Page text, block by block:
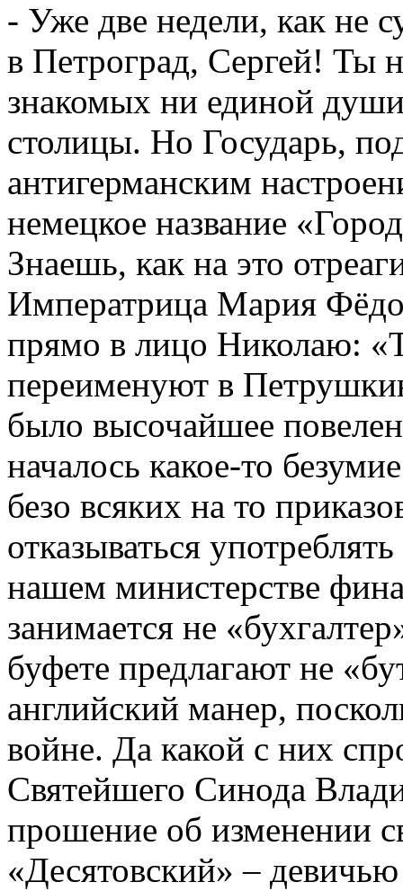
- Уже две недели, как не
в Петроград, Сергей! Ты
знакомых ни единой
столицы. Но Государь,
антигерманским
немецкое название
Знаешь, как на это
Императрица Мария
прямо в лицо Николаю:
переименуют в
было высочайшее
началось какое-то
безо всяких на то
отказываться
нашем министерстве
занимается не
буфете предлагают не
английский манер,
войне. Да какой с них
Святейшего Синода
прошение об изменении
«Десятовский» –